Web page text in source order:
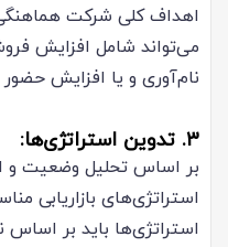
اهداف کلی شرکت
می‌تواند شامل افزایش
نام‌آوری و یا افزایش حضور
۳. تدوین استراتژی‌ها:
بر اساس تحلیل وضعیت و
استراتژی‌های بازاریابی
استراتژی‌ها باید بر اساس